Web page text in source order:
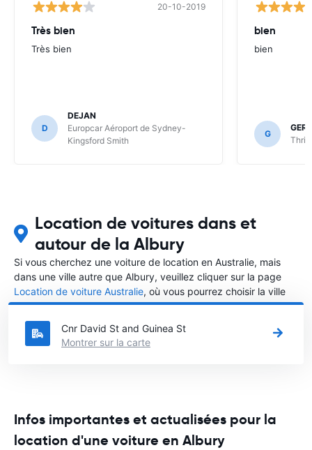
20-10-2019
Très bien
Très bien
D
DEJAN
Europcar Aéroport de Sydney-
Kingsford Smith
bien
bien
G
Location de voitures dans et
autour de la Albury
Si vous cherchez une voiture de location en Australie, mais
dans une ville autre que Albury, veuillez cliquer sur la page
Location de voiture Australie, où vous pourrez choisir la ville
dans le Australie où vous souhaitez louer une voiture.
Cnr David St and Guinea St
Montrer sur la carte
Infos importantes et actualisées pour la
location d'une voiture en Albury